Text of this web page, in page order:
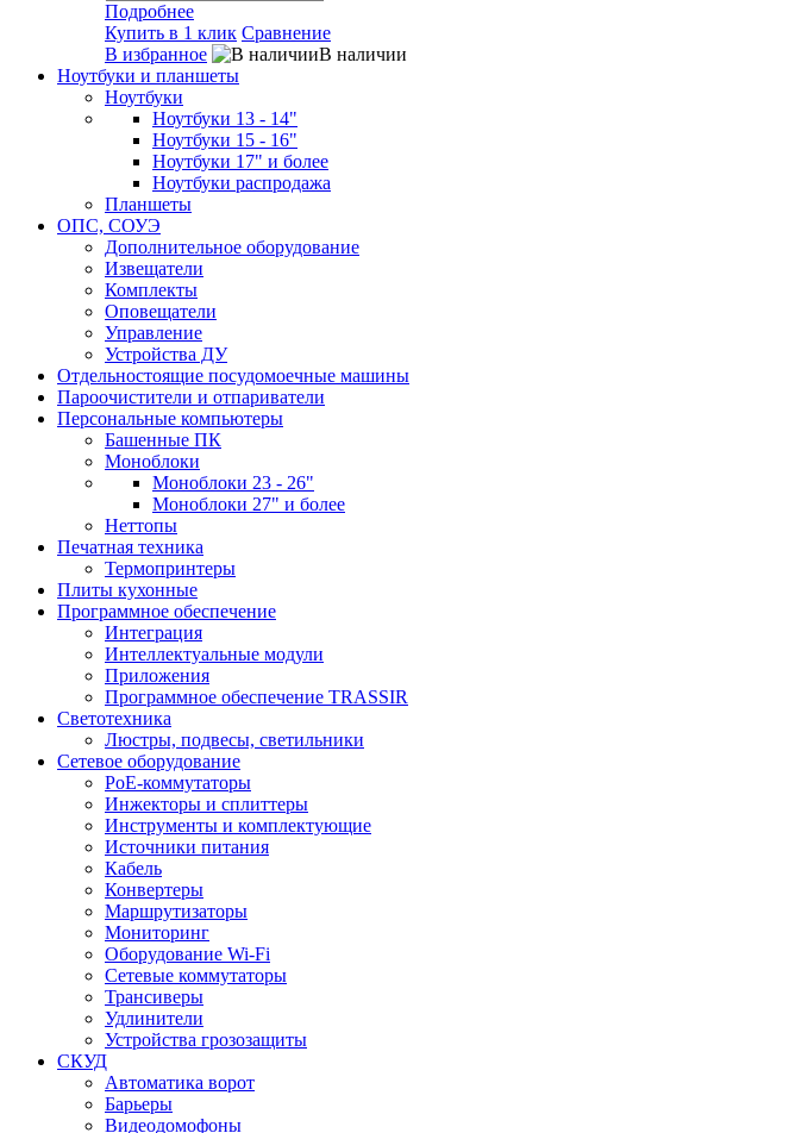
Подробнее
Купить в 1 клик Сравнение
В избранное
В наличии
Ноутбуки и планшеты
Ноутбуки
Ноутбуки 13 - 14"
Ноутбуки 15 - 16"
Ноутбуки 17" и более
Ноутбуки распродажа
Планшеты
ОПС, СОУЭ
Дополнительное оборудование
Извещатели
Комплекты
Оповещатели
Управление
Устройства ДУ
Отдельностоящие посудомоечные машины
Пароочистители и отпариватели
Персональные компьютеры
Башенные ПК
Моноблоки
Моноблоки 23 - 26"
Моноблоки 27" и более
Неттопы
Печатная техника
Термопринтеры
Плиты кухонные
Программное обеспечение
Интеграция
Интеллектуальные модули
Приложения
Программное обеспечение TRASSIR
Светотехника
Люстры, подвесы, светильники
Сетевое оборудование
PoE-коммутаторы
Инжекторы и сплиттеры
Инструменты и комплектующие
Источники питания
Кабель
Конвертеры
Маршрутизаторы
Мониторинг
Оборудование Wi-Fi
Сетевые коммутаторы
Трансиверы
Удлинители
Устройства грозозащиты
СКУД
Автоматика ворот
Барьеры
Видеодомофоны